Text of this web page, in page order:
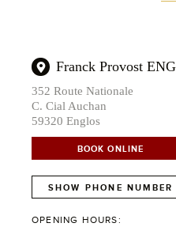
Franck Provost
352 Route Nationale
C. Cial Auchan
59320 Englos
BOOK ONLINE
SHOW PHONE NUMBER
OPENING HOURS: